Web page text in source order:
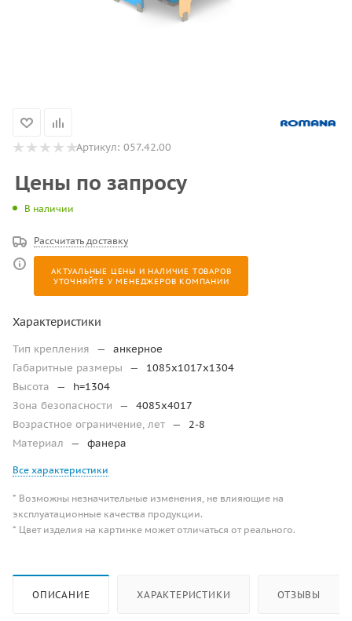
Артикул: 057.42.00
Цены по запросу
В наличии
Рассчитать доставку
АКТУАЛЬНЫЕ ЦЕНЫ И НАЛИЧИЕ ТОВАРОВ
УТОЧНЯЙТЕ У МЕНЕДЖЕРОВ КОМПАНИИ
Характеристики
Тип крепления —
анкерное
Габаритные размеры
—
1085x1017x1304
Высота
—
h=1304
Зона безопасности
—
4085х4017
Возрастное ограничение, лет —
2-8
Материал
— фанера
Все характеристики
* Возможны незначительные изменения, не влияющие на
эксплуатационные качества продукции.
* Цвет изделия на картинке может отличаться от реального.
ОПИСАНИЕ ХАРАКТЕРИСТИКИ ОТЗЫВЫ